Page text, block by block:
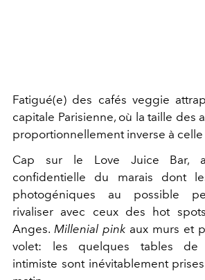
Fatigué(e) des cafés veggie
capitale Parisienne, où la taille des
proportionnellement inverse à
Cap sur le Love Juice Bar,
confidentielle du marais dont
photogéniques au possible
rivaliser avec ceux des hot
Anges. Millenial pink aux murs et
volet: les quelques tables
intimiste sont inévitablement